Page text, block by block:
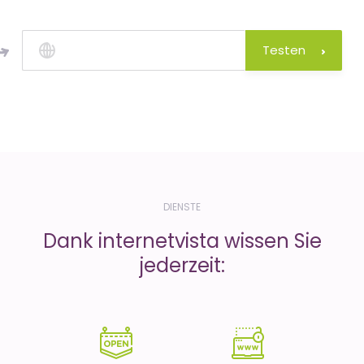
Testen
DIENSTE
Dank internetvista wissen Sie
jederzeit: